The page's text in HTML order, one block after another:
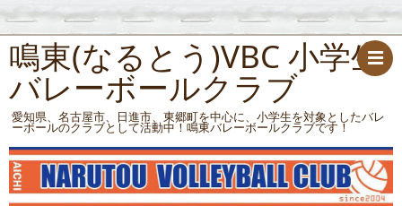
鳴東(なるとう)VBC 小学生
バレーボールクラブ
愛知県、名古屋市、日進市、東郷町を中心に、小学生を対象としたバレ
ーボールのクラブとして活動中！鳴東バレーボールクラブです！